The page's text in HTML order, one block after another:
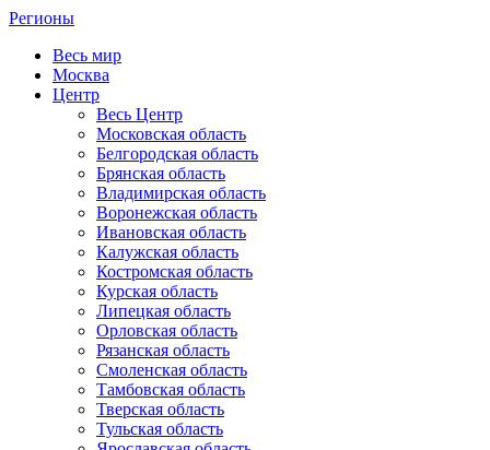
Регионы
Весь мир
Москва
Центр
Весь Центр
Московская область
Белгородская область
Брянская область
Владимирская область
Воронежская область
Ивановская область
Калужская область
Костромская область
Курская область
Липецкая область
Орловская область
Рязанская область
Смоленская область
Тамбовская область
Тверская область
Тульская область